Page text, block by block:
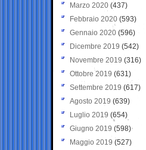
Marzo 2020 (437)
Febbraio 2020 (593)
Gennaio 2020 (596)
Dicembre 2019 (542)
Novembre 2019 (316)
Ottobre 2019 (631)
Settembre 2019 (617)
Agosto 2019 (639)
Luglio 2019 (654)
Giugno 2019 (598)
Maggio 2019 (527)